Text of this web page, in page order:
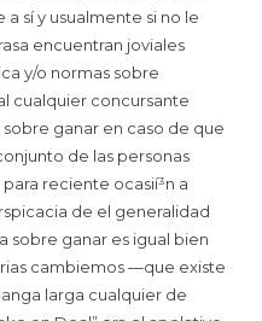
sí y usualmente si no le
encuentran joviales
y/o normas sobre
cualquier concursante
ganar en caso de que
de las personas
reciente ocasií³n a
de el generalidad
sobre ganar es igual bien
cambiemos —que existe
larga cualquier de